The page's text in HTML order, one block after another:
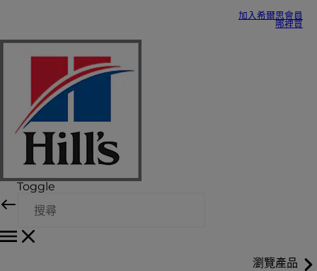
加入希爾思會員
哪裡買
Toggle
瀏覽產品